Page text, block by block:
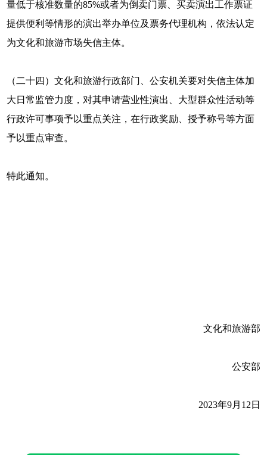
量低于核准数量的85%或者为倒卖门票、买卖演出工作票证
提供便利等情形的演出举办单位及票务代理机构，依法认定
为文化和旅游市场失信主体。
（二十四）文化和旅游行政部门、公安机关要对失信主体加
大日常监管力度，对其申请营业性演出、大型群众性活动等
行政许可事项予以重点关注，在行政奖励、授予称号等方面
予以重点审查。
特此通知。
文化和旅游部
公安部
2023年9月12日